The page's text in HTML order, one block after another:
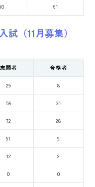
61
（11月募集）
志願者 合格者
29 8
56 31
72 28
91 9
12 2
0 0